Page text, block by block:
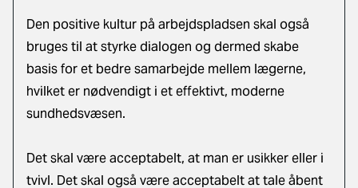
Den positive kultur på arbejdspladsen skal også
bruges til at styrke dialogen og dermed skabe
basis for et bedre samarbejde mellem lægerne,
hvilket er nødvendigt i et effektivt, moderne
sundhedsvæsen.
Det skal være acceptabelt, at man er usikker eller i
tvivl. Det skal også være acceptabelt at tale åbent